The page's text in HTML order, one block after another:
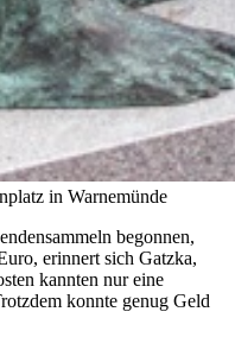
in Warnemünde
begonnen,
erinnert sich Gatzka,
kannten nur eine
konnte genug Geld